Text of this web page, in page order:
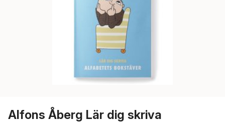
Alfons Åberg Lär dig skriva